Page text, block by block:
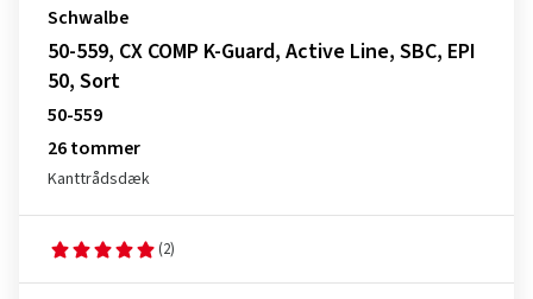
Schwalbe
50-559, CX COMP K-Guard, Active Line, SBC, EPI
50, Sort
50-559
26 tommer
Kanttrådsdæk
(2)